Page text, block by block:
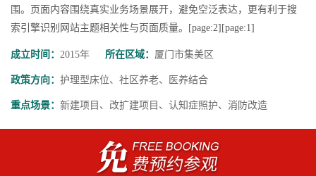
围。页面内容围绕真实业务场景展开，避免空泛表达，更有利于搜
索引擎识别网站主题相关性与页面质量。[page:2][page:1]
成立时间： 2015年 所在区域： 厦门市集美区
政策方向： 护理型床位、社区养老、医养结合
重点场景： 新建项目、改扩建项目、认知症照护、消防改造